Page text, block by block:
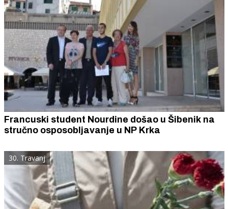
Francuski student Nourdine došao u Šibenik na
stručno osposobljavanje u NP Krka
30. Travanj